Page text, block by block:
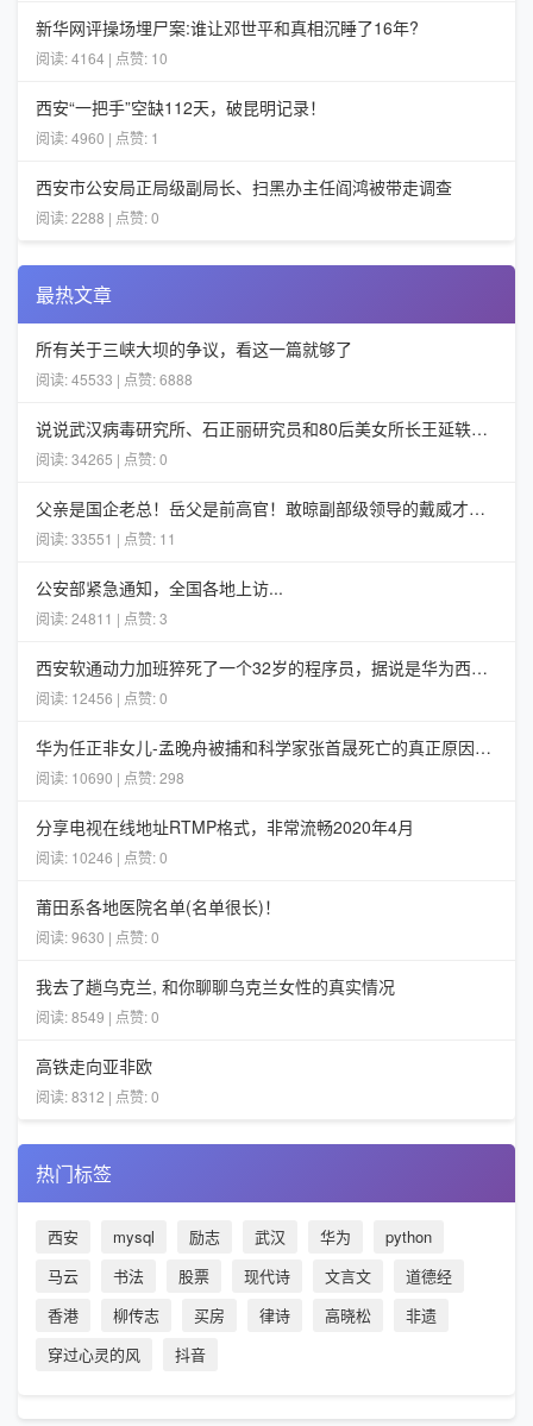
新华网评操场埋尸案:谁让邓世平和真相沉睡了16年?
阅读: 4164 | 点赞: 10
西安“一把手”空缺112天，破昆明记录！
阅读: 4960 | 点赞: 1
西安市公安局正局级副局长、扫黑办主任阎鸿被带走调查
阅读: 2288 | 点赞: 0
最热文章
所有关于三峡大坝的争议，看这一篇就够了
阅读: 45533 | 点赞: 6888
说说武汉病毒研究所、石正丽研究员和80后美女所长王延轶的一些事
阅读: 34265 | 点赞: 0
父亲是国企老总！岳父是前高官！敢晾副部级领导的戴威才不担心ofo
阅读: 33551 | 点赞: 11
公安部紧急通知，全国各地上访...
阅读: 24811 | 点赞: 3
西安软通动力加班猝死了一个32岁的程序员，据说是华为西安5G项目组的
阅读: 12456 | 点赞: 0
华为任正非女儿-孟晚舟被捕和科学家张首晟死亡的真正原因分析
阅读: 10690 | 点赞: 298
分享电视在线地址RTMP格式，非常流畅2020年4月
阅读: 10246 | 点赞: 0
莆田系各地医院名单(名单很长)！
阅读: 9630 | 点赞: 0
我去了趟乌克兰, 和你聊聊乌克兰女性的真实情况
阅读: 8549 | 点赞: 0
高铁走向亚非欧
阅读: 8312 | 点赞: 0
热门标签
西安 mysql 励志 武汉 华为
python
马云
书法 股票 现代诗 文言文
道德经
香港
柳传志 买房 律诗 高晓松
非遗
穿过心灵的风
抖音